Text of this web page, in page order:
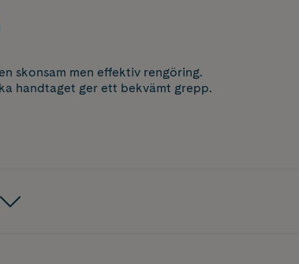
skonsam men effektiv rengöring.
handtaget ger ett bekvämt grepp.